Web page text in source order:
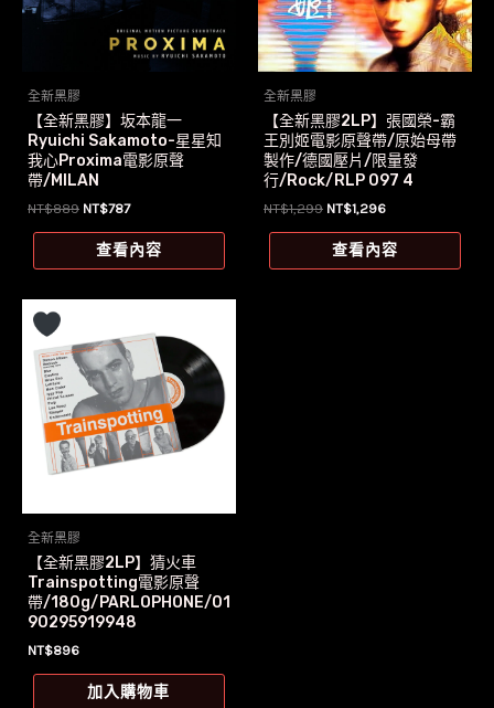
全新黑膠
【全新黑膠】坂本龍一
Ryuichi Sakamoto-星星知
我心Proxima電影原聲
帶/MILAN
NT$889 原
格：
NT$787目
價
格：
查看內容
全新黑膠
【全新黑膠2LP】張國榮-霸
王別姬電影原聲帶/原始母帶
製作/德國壓片/限量發
行/Rock/RLP 097 4
NT$1,299 原
價
格：
NT$1,296目
價
格：
查看內容
全新黑膠
【全新黑膠2LP】猜火車
Trainspotting電影原聲
帶/180g/PARLOPHONE/01
90295919948
NT$896
加入購物車